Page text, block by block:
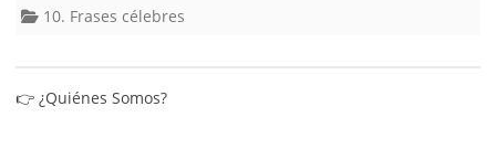
10. Frases célebres
👉 ¿Quiénes Somos?